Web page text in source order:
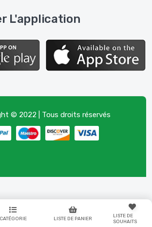
CATÉGORIE LISTE DE PANIER
LISTE DE
SOUHAITS
L'application
© 2022 | Tous droits réservés